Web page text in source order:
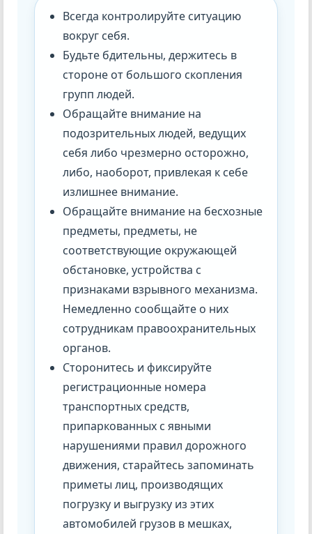
Всегда контролируйте ситуацию
вокруг себя.
Будьте бдительны, держитесь в
стороне от большого скопления
групп людей.
Обращайте внимание на
подозрительных людей, ведущих
себя либо чрезмерно осторожно,
либо, наоборот, привлекая к себе
излишнее внимание.
Обращайте внимание на бесхозные
предметы, предметы, не
соответствующие окружающей
обстановке, устройства с
признаками взрывного механизма.
Немедленно сообщайте о них
сотрудникам правоохранительных
органов.
Сторонитесь и фиксируйте
регистрационные номера
транспортных средств,
припаркованных с явными
нарушениями правил дорожного
движения, старайтесь запоминать
приметы лиц, производящих
погрузку и выгрузку из этих
автомобилей грузов в мешках,